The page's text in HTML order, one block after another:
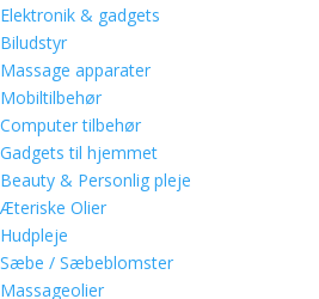
Elektronik & gadgets
Biludstyr
Massage apparater
Mobiltilbehør
Computer tilbehør
Gadgets til hjemmet
Beauty & Personlig pleje
Æteriske Olier
Hudpleje
Sæbe / Sæbeblomster
Massageolier